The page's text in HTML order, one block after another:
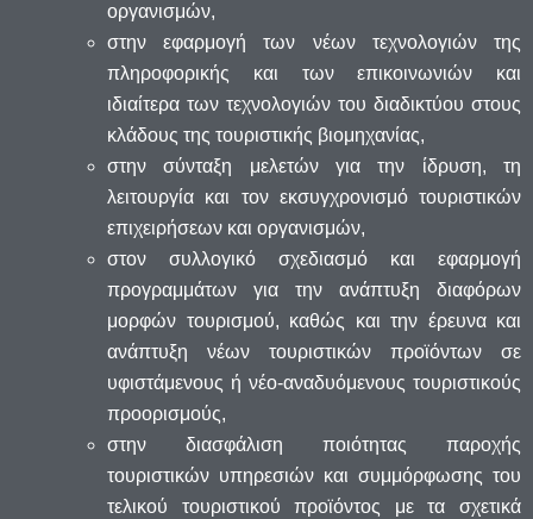
οργανισμών,
στην εφαρμογή των νέων τεχνολογιών της
πληροφορικής και των επικοινωνιών και
ιδιαίτερα των τεχνολογιών του διαδικτύου στους
κλάδους της τουριστικής βιομηχανίας,
στην σύνταξη μελετών για την ίδρυση, τη
λειτουργία και τον εκσυγχρονισμό τουριστικών
επιχειρήσεων και οργανισμών,
στον συλλογικό σχεδιασμό και εφαρμογή
προγραμμάτων για την ανάπτυξη διαφόρων
μορφών τουρισμού, καθώς και την έρευνα και
ανάπτυξη νέων τουριστικών προϊόντων σε
υφιστάμενους ή νέο-αναδυόμενους τουριστικούς
προορισμούς,
στην διασφάλιση ποιότητας παροχής
τουριστικών υπηρεσιών και συμμόρφωσης του
τελικού τουριστικού προϊόντος με τα σχετικά